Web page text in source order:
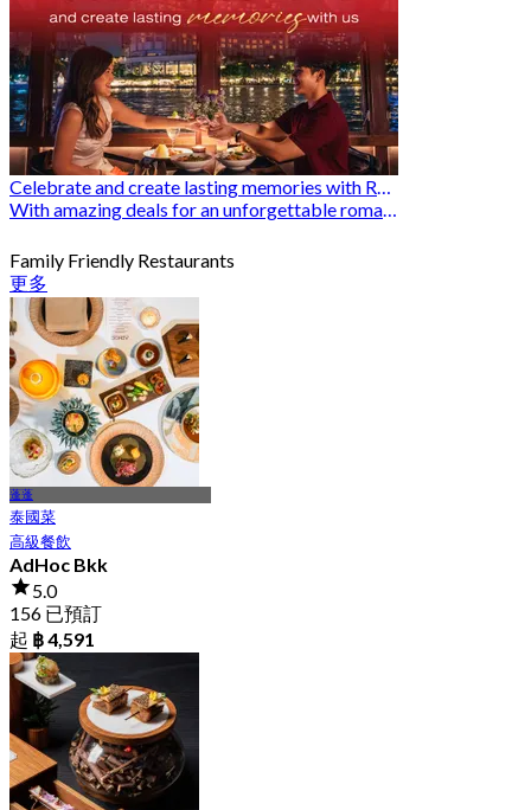
Celebrate and create lasting memories with Romantic Restaurants
With amazing deals for an unforgettable romantic experience
Family Friendly Restaurants
更多
蓬蓬
泰國菜
高級餐飲
AdHoc Bkk
5.0
156 已預訂
起 ฿ 4,591